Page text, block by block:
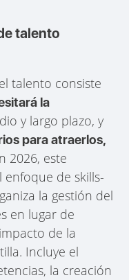
talento
talento consiste
la
y largo plazo, y
para atraerlos,
2026, este
de skills-
la gestión del
en lugar de
de la
Incluye el
la creación